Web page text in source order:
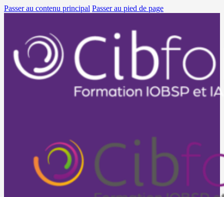
Passer au contenu principal Passer au pied de page